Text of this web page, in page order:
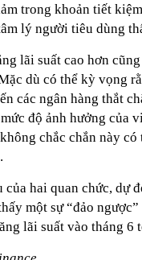
trong khoản tiết
lý người tiêu dùng
lãi suất cao hơn
dù có thể kỳ vọng
các ngân hàng thắt
độ ảnh hưởng của
chắc chắn này
của hai quan chức, dự
một sự “đảo
lãi suất vào tháng 6